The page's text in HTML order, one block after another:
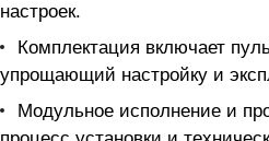
настроек.
Комплектация включает
упрощающий настройку и
Модульное исполнение и